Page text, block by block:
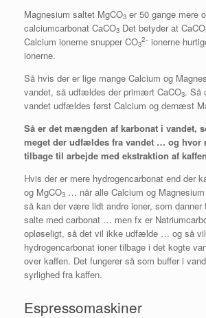
Magnesium saltet MgCO3 er 50 gange mere
calciumcarbonat CaCO3 Det betyder at CaCO
Calcium ionerne snupper CO3
2− ionerne
ionerne.
Så hvis der er lige mange Calcium og
vandet, så udfældes der primært CaCO3. Så
vandet udfældes først Calcium og dernæst
Så er det mængden af karbonat i vandet,
meget der udfældes fra vandet … og hvor
tilbage til arbejde med ekstraktion af
Hvis der er mere hydrogencarbonat end der
og MgCO3 … når alle Calcium og
så kan der være lidt andre ioner, som danner
salte med carbonat … men fx er
opløseligt, så det vil ikke udfælde … og så
hydrogencarbonat ioner tilbage i det kogte
over kaffen. Det fungerer så som buffer i
syrlighed fra kaffen.
Espressomaskiner